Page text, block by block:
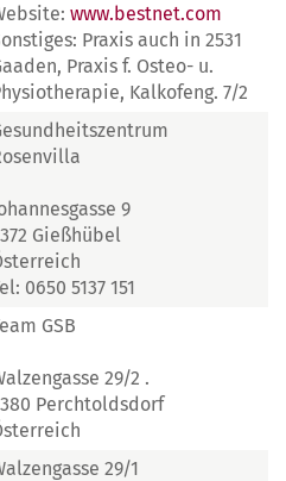
www.bestnet.com
Praxis auch in 2531
Praxis f. Osteo- u.
Kalkofeng. 7/2
9
Gießhübel
0650 5137 151
GSB
29/2 .
Perchtoldsdorf
29/1